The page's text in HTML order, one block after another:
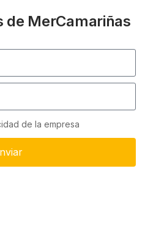
de MerCamariñas
de la empresa